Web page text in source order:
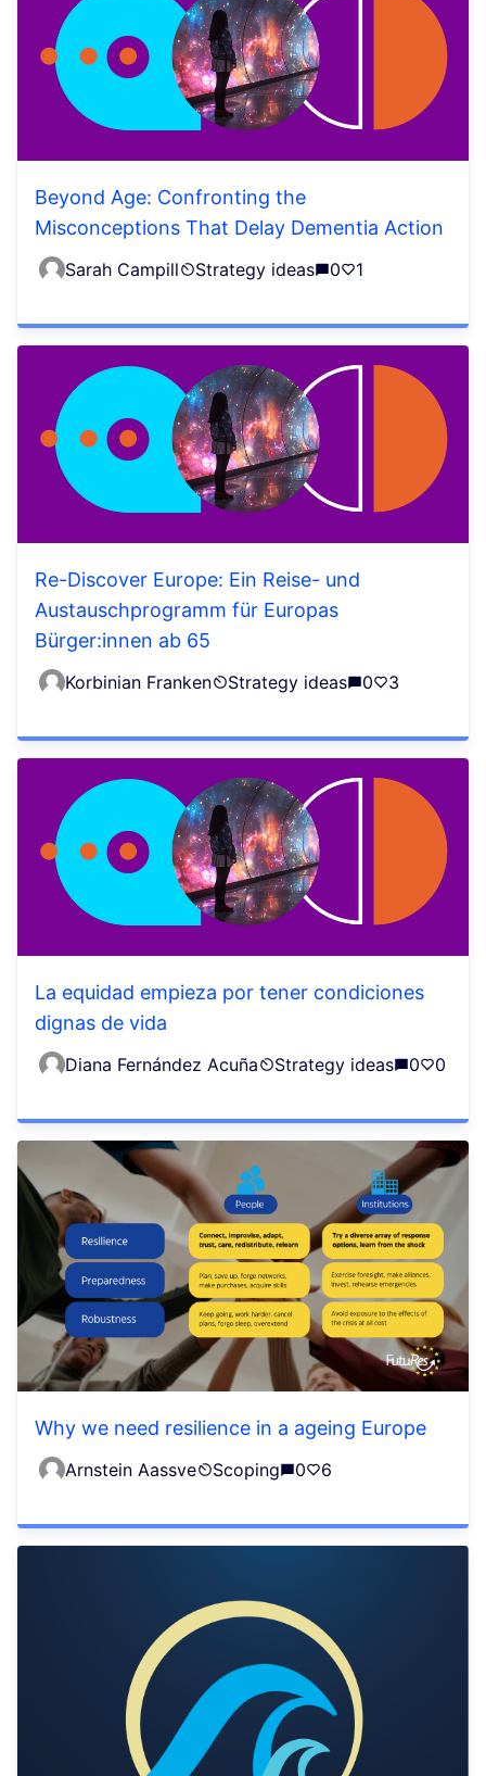
Beyond Age: Confronting the
Misconceptions That Delay Dementia Action
Sarah Campill Strategy ideas 0 1
Re-Discover Europe: Ein Reise- und
Austauschprogramm für Europas
Bürger:innen ab 65
Korbinian Franken Strategy ideas 0 3
La equidad empieza por tener condiciones
dignas de vida
Diana Fernández Acuña Strategy ideas 0 0
Why we need resilience in a ageing Europe
Arnstein Aassve Scoping 0 6